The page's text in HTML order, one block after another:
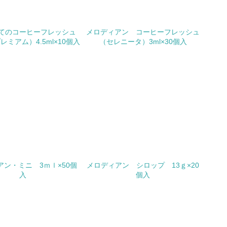
極的に公開・提供している
確認・調査を実施している
のコーヒーフレッシュ
レミアム）4.5ml×10個入
メロディアン コーヒーフレッシュ
（セレニータ）3ml×30個入
ン・ミニ 3ｍｌ×50個
入
メロディアン シロップ 13ｇ×20
個入